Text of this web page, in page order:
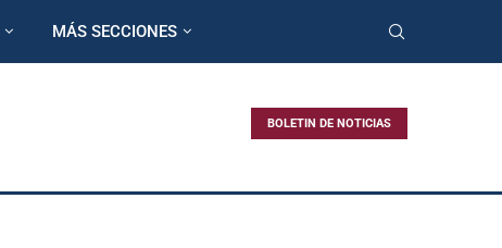
MÁS SECCIONES
BOLETIN DE NOTICIAS